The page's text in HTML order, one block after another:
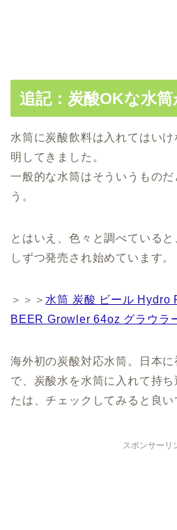
追記：炭酸OKな水
水筒に炭酸飲料は入れてはい
明してきました。
一般的な水筒はそういうものだ
う。
とはいえ、色々と調べている
しずつ発売され始めています。
＞＞＞ 水筒 炭酸 ビール Hydro
BEER Growler 64oz グラウラ
海外初の炭酸対応水筒。日本
で、炭酸水を水筒に入れて持
たは、チェックしてみると良い
スポンサーリ